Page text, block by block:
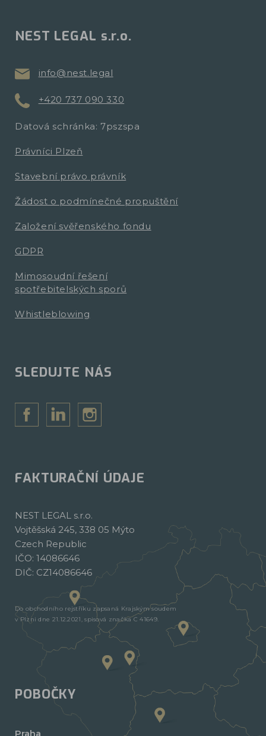
NEST LEGAL s.r.o.
info@nest.legal
+420 737 090 330
Datová schránka: 7pszspa
Právníci Plzeň
Stavební právo právník
Žádost o podmínečné propuštění
Založení svěřenského fondu
GDPR
Mimosoudní řešení
spotřebitelských sporů
Whistleblowing
SLEDUJTE NÁS
FAKTURAČNÍ ÚDAJE
NEST LEGAL s.r.o.
Vojtěšská 245, 338 05 Mýto
Czech Republic
IČO: 14086646
DIČ: CZ14086646
Do obchodního rejstříku zapsaná Krajským soudem
v Plzni dne 21.12.2021, spisová značka C 41649.
POBOČKY
Praha